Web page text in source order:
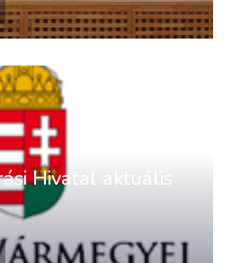
Hivatal aktuális